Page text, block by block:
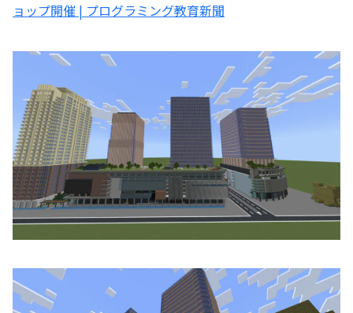
ョップ開催 | プログラミング教育新聞